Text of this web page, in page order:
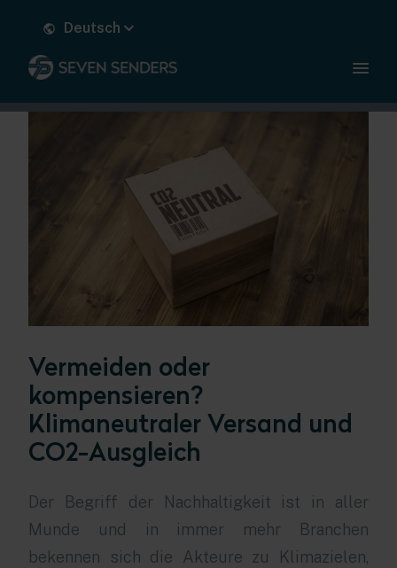
Deutsch
Vermeiden oder
kompensieren?
Klimaneutraler Versand und
CO2-Ausgleich
Der Begriff der Nachhaltigkeit ist in aller
Munde und in immer mehr Branchen
bekennen sich die Akteure zu Klimazielen,